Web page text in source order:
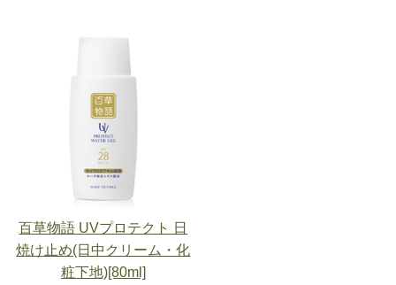
百草物語 UVプロテクト 日
焼け止め(日中クリーム・化
粧下地)[80ml]